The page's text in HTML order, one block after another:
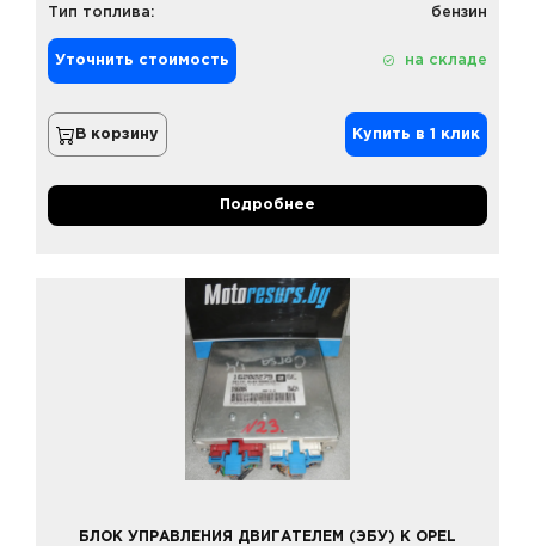
Тип топлива: бензин
Уточнить стоимость на складе
В корзину Купить в 1 клик
Подробнее
БЛОК УПРАВЛЕНИЯ ДВИГАТЕЛЕМ (ЭБУ) К OPEL